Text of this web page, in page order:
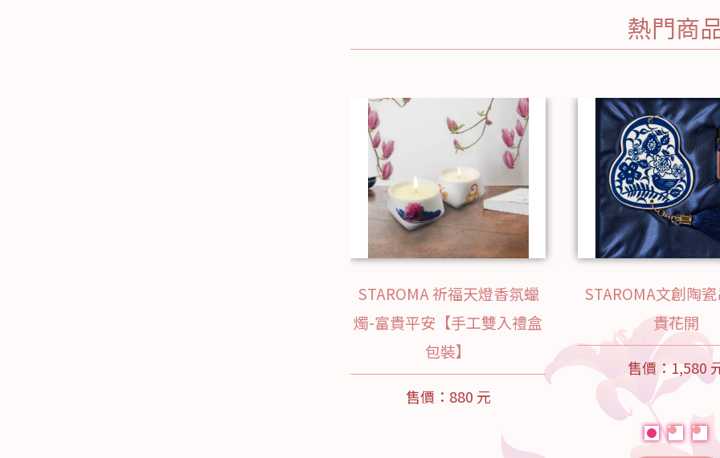
熱門商
STAROMA 祈福天燈香氛蠟
燭-富貴平安【手工雙入禮盒
包裝】
售價：880 元
STAROMA文創陶
貴花開
售價：1,580